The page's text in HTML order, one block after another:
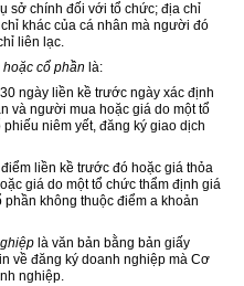
sở chính đối với tổ chức; địa chỉ
khác của cá nhân mà người đó
liên lạc.
cổ phần là:
ngày liền kề trước ngày xác định
và người mua hoặc giá do một tổ
niêm yết, đăng ký giao dịch
liền kề trước đó hoặc giá thỏa
giá do một tổ chức thẩm định giá
không thuộc điểm a khoản
làvăn bản bằng bản giấy
về đăng ký doanh nghiệp mà Cơ
nghiệp.